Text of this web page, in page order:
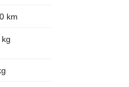
km